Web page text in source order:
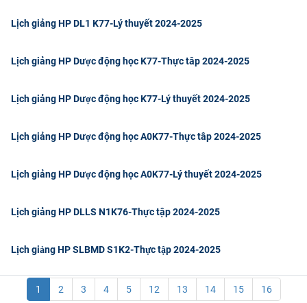
Lịch giảng HP DL1 K77-Lý thuyết 2024-2025
Lịch giảng HP Dược động học K77-Thực tâp 2024-2025
Lịch giảng HP Dược động học K77-Lý thuyết 2024-2025
Lịch giảng HP Dược động học A0K77-Thực tâp 2024-2025
Lịch giảng HP Dược động học A0K77-Lý thuyết 2024-2025
Lịch giảng HP DLLS N1K76-Thực tập 2024-2025
Lịch giảng HP SLBMD S1K2-Thực tập 2024-2025
1 2 3 4 5 12 13 14 15 16